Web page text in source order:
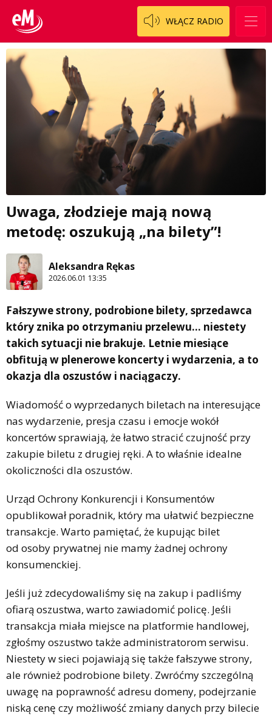
WŁĄCZ RADIO
Uwaga, złodzieje mają nową
metodę: oszukują „na bilety”!
Aleksandra Rękas
2026.06.01 13:35
Fałszywe strony, podrobione bilety, sprzedawca
który znika po otrzymaniu przelewu… niestety
takich sytuacji nie brakuje. Letnie miesiące
obfitują w plenerowe koncerty i wydarzenia, a to
okazja dla oszustów i naciągaczy.
Wiadomość o wyprzedanych biletach na interesujące
nas wydarzenie, presja czasu i emocje wokół
koncertów sprawiają, że łatwo stracić czujność przy
zakupie biletu z drugiej ręki. A to właśnie idealne
okoliczności dla oszustów.
Urząd Ochrony Konkurencji i Konsumentów
opublikował poradnik, który ma ułatwić bezpieczne
transakcje. Warto pamiętać, że kupując bilet
od osoby prywatnej nie mamy żadnej ochrony
konsumenckiej.
Jeśli już zdecydowaliśmy się na zakup i padliśmy
ofiarą oszustwa, warto zawiadomić policę. Jeśli
transakcja miała miejsce na platformie handlowej,
zgłośmy oszustwo także administratorom serwisu.
Niestety w sieci pojawiają się także fałszywe strony,
ale również podrobione bilety. Zwróćmy szczególną
uwagę na poprawność adresu domeny, podejrzanie
niską cenę czy możliwość zmiany danych przy bilecie